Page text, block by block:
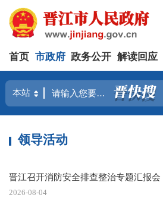
首页 市政府 政务公开 解读回应
领导活动
晋江召开消防安全排查整治专题汇报会
2026-08-04